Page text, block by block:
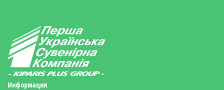
Информация